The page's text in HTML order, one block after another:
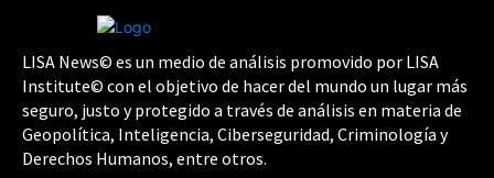
LISA News© es un medio de análisis promovido por LISA
Institute© con el objetivo de hacer del mundo un lugar más
seguro, justo y protegido a través de análisis en materia de
Geopolítica, Inteligencia, Ciberseguridad, Criminología y
Derechos Humanos, entre otros.